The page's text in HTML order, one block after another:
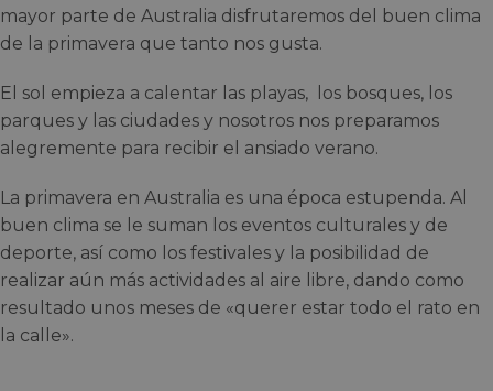
mayor parte de Australia disfrutaremos del buen clima
de la primavera que tanto nos gusta.
El sol empieza a calentar las playas, los bosques, los
parques y las ciudades y nosotros nos preparamos
alegremente para recibir el ansiado verano.
La primavera en Australia es una época estupenda. Al
buen clima se le suman los eventos culturales y de
deporte, así como los festivales y la posibilidad de
realizar aún más actividades al aire libre, dando como
resultado unos meses de «querer estar todo el rato en
la calle».